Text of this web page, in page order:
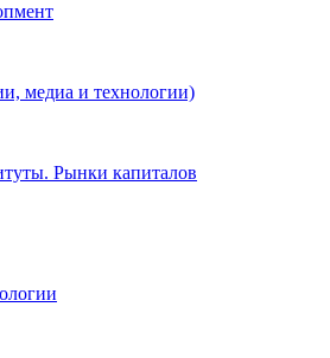
медиа и технологии)
Рынки капиталов